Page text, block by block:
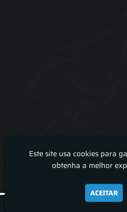
Lira Luz Decor - Cortinas sob
Este site usa cookies para
obtenha a melhor
ACEITAR